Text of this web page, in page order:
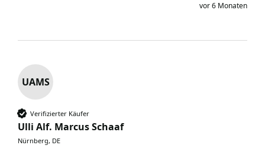
vor 6 Monaten
UAMS
Verifizierter Käufer
Ulli Alf. Marcus Schaaf
Nürnberg, DE